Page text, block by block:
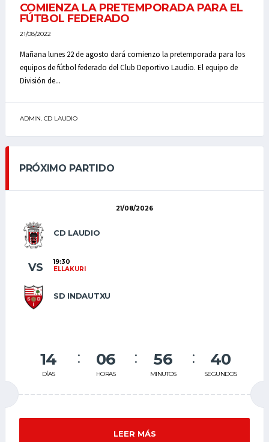
COMIENZA LA PRETEMPORADA PARA EL
FÚTBOL FEDERADO
21/08/2022
Mañana lunes 22 de agosto dará comienzo la pretemporada para los
equipos de fútbol federado del Club Deportivo Laudio. El equipo de
División de...
ADMIN. CD LAUDIO
PRÓXIMO PARTIDO
21/08/2026
CD LAUDIO
SD INDAUTXU
VS
19:30
ELLAKURI
14
DÍAS
06
HORAS
56
MINUTOS
40
SEGUNDOS
LEER MÁS